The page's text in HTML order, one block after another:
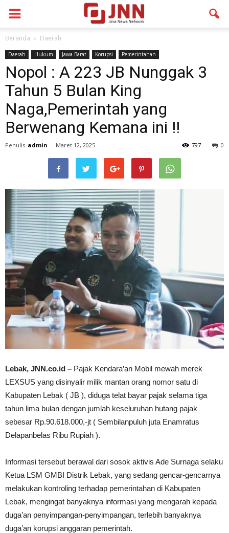
Beranda Daerah
Daerah Hukum Jawa Barat Korupsi Pemerintahan
Nopol : A 223 JB Nunggak 3
Tahun 5 Bulan King
Naga,Pemerintah yang
Berwenang Kemana ini !!
Penulis admin - Maret 12, 2025 0
797
Lebak, JNN.co.id – Pajak Kendara’an Mobil mewah merek
LEXSUS yang disinyalir milik mantan orang nomor satu di
Kabupaten Lebak ( JB ), diduga telat bayar pajak selama tiga
tahun lima bulan dengan jumlah keseluruhan hutang pajak
sebesar Rp.90.618.000,-jt ( Sembilanpuluh juta Enamratus
Delapanbelas Ribu Rupiah ).
Informasi tersebut berawal dari sosok aktivis Ade Surnaga selaku
Ketua LSM GMBI Distrik Lebak, yang sedang gencar-gencarnya
melakukan kontroling terhadap pemerintahan di Kabupaten
Lebak, mengingat banyaknya informasi yang mengarah kepada
duga’an penyimpangan-penyimpangan, terlebih banyaknya
duga’an korupsi anggaran pemerintah.